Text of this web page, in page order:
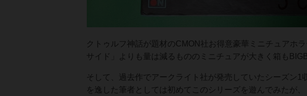
クトゥルフ神話が題材のCMON社お得意豪華ミニチュアホ
サイド」よりも量は減るもののミニチュアが大きく箱も
そして、過去作でアークライト社が発売していたシーズン
を逸した筆者としては初めてこのシリーズを遊んでみたが、